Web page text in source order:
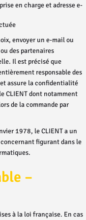
en charge et adresse e-
envoyer un e-mail ou
des partenaires
Il est précisé que
responsable des
assure la confidentialité
CLIENT dont notamment
de la commande par
1978, le CLIENT a un
concernant figurant dans le
–
à la loi française. En cas